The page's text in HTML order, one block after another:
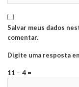
Salvar meus dados
comentar.
Digite uma resposta
11 − 4 =